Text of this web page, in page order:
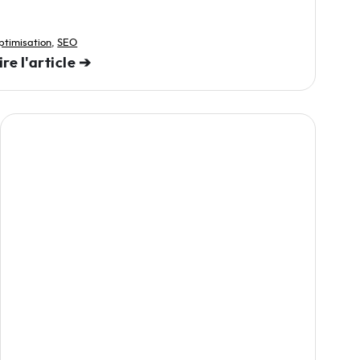
,SEO
l'article ➔